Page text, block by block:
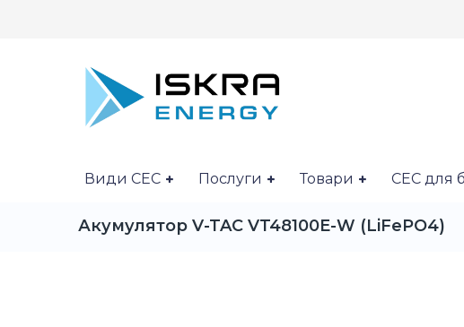
Види СЕС Послуги Товари СЕС для
Акумулятор V-TAC VT48100E-W (LiFePO4)